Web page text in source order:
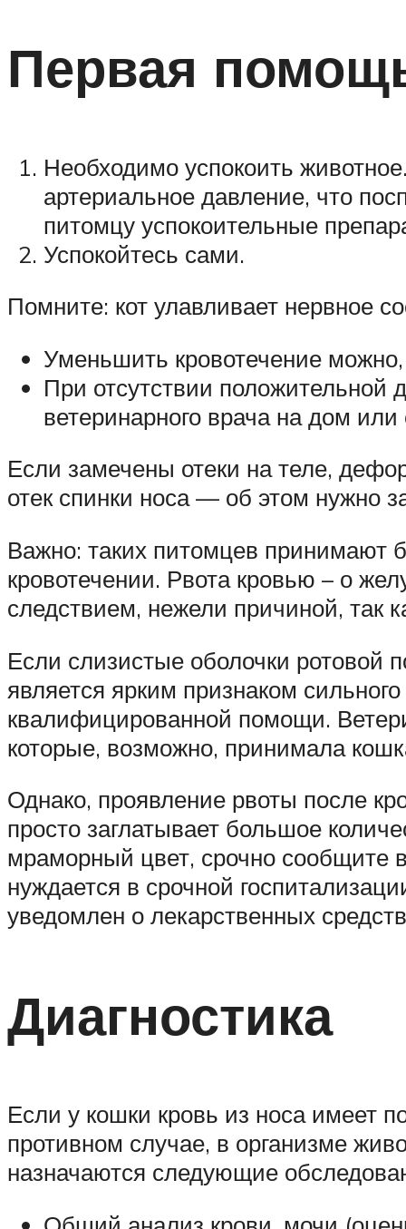
Первая
Необходимо успокоить
артериальное давление, что
питомцу успокоительные
Успокойтесь сами.
Помните: кот улавливает нервное
Уменьшить кровотечение
При отсутствии положительной
ветеринарного врача на дом
Если замечены отеки на теле,
отек спинки носа — об этом нужно
Важно: таких питомцев принимают
кровотечении. Рвота кровью – о
следствием, нежели причиной, так
Если слизистые оболочки ротовой
является ярким признаком
квалифицированной помощи.
которые, возможно, принимала
Однако, проявление рвоты после
просто заглатывает большое
мраморный цвет, срочно сообщите
нуждается в срочной
уведомлен о лекарственных
Диагностика
Если у кошки кровь из носа имеет
противном случае, в организме
назначаются следующие